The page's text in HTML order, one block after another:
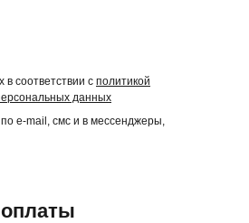
соответствии с политикой
данных
по e-mail, смс и в мессенджеры,